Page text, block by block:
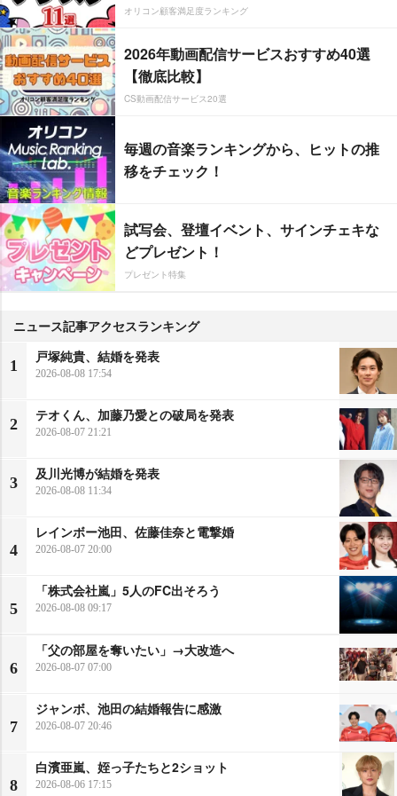
オリコン顧客満足度ランキング
2026年動画配信サービスおすすめ40選
【徹底比較】
CS動画配信サービス20選
毎週の音楽ランキングから、ヒットの推
移をチェック！
試写会、登壇イベント、サインチェキな
どプレゼント！
プレゼント特集
ニュース記事アクセスランキング
1
戸塚純貴、結婚を発表
2026-08-08 17:54
2
テオくん、加藤乃愛との破局を発表
2026-08-07 21:21
3
及川光博が結婚を発表
2026-08-08 11:34
4
レインボー池田、佐藤佳奈と電撃婚
2026-08-07 20:00
5
「株式会社嵐」5人のFC出そろう
2026-08-08 09:17
6
「父の部屋を奪いたい」→大改造へ
2026-08-07 07:00
7
ジャンボ、池田の結婚報告に感激
2026-08-07 20:46
8
白濱亜嵐、姪っ子たちと2ショット
2026-08-06 17:15